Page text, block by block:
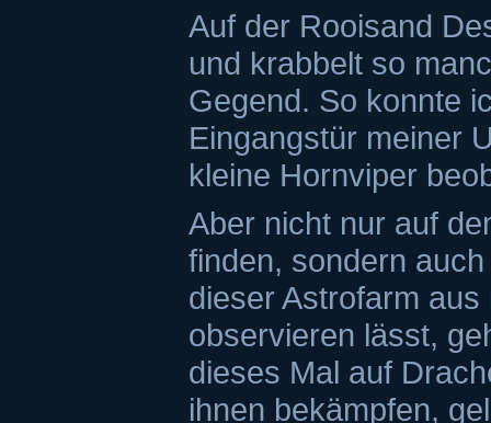
Auf der Rooisand
und krabbelt so
Gegend. So konnte
Eingangstür meiner
kleine Hornviper
Aber nicht nur auf
finden, sondern
dieser Astrofarm
observieren lässt,
dieses Mal auf
ihnen bekämpfen,